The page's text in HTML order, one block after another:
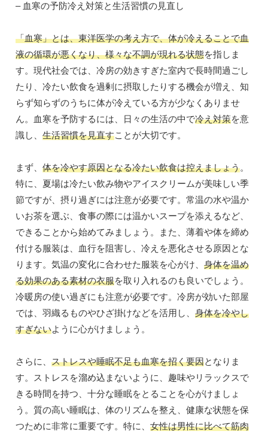
– 血寒の予防冷え対策と生活習慣の見直し
「血寒」とは、東洋医学の考え方で、体が冷えることで血
液の循環が悪くなり、様々な不調が現れる状態を指しま
す。現代社会では、冷房の効きすぎた室内で長時間過ごし
たり、冷たい飲食を過剰に摂取したりする機会が増え、知
らず知らずのうちに体が冷えている方が少なくありませ
ん。血寒を予防するには、日々の生活の中で冷え対策を意
識し、 生活習慣を見直すことが大切です。
まず、 体を冷やす原因となる冷たい飲食は控えましょう。
特に、夏場は冷たい飲み物やアイスクリームが美味しい季
節ですが、摂り過ぎには注意が必要です。常温の水や温か
いお茶を選ぶ、食事の際には温かいスープを添えるなど、
できることから始めてみましょう。また、薄着や体を締め
付ける服装は、血行を阻害し、冷えを悪化させる原因とな
ります。気温の変化に合わせた服装を心がけ、 身体を温め
る効果のある素材の衣服を取り入れるのも良いでしょう。
冷暖房の使い過ぎにも注意が必要です。冷房が効いた部屋
では、羽織るものやひざ掛けなどを活用し、 身体を冷やし
すぎないように心がけましょう。
さらに、 ストレスや睡眠不足も血寒を招く要因となりま
す。ストレスを溜め込まないように、趣味やリラックスで
きる時間を持つ、十分な睡眠をとることを心がけましょ
う。質の高い睡眠は、体のリズムを整え、健康な状態を保
つために非常に重要です。特に、 女性は男性に比べて筋肉